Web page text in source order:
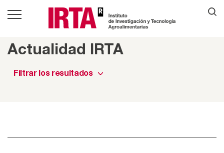
Actualidad IRTA
Filtrar los resultados